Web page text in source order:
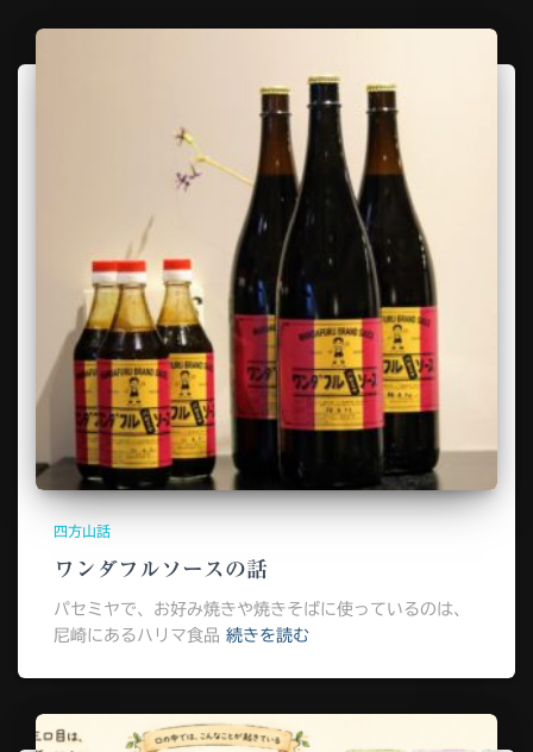
四方山話
ワンダフルソースの話
パセミヤで、お好み焼きや焼きそばに使っているのは、
尼崎にあるハリマ食品 続きを読む